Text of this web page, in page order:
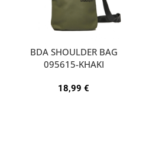
BDA SHOULDER BAG
095615-KHAKI
18,99€